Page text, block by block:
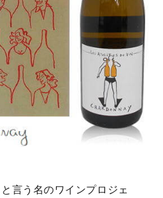
言う名のワインプロジェ